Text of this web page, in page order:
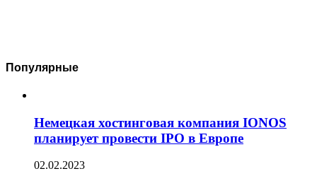
Популярные
Немецкая хостинговая компания IONOS
планирует провести IPO в Европе
02.02.2023